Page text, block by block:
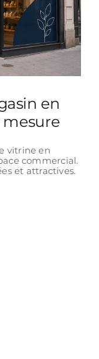
en
mesure
vitrine en
commercial.
et attractives.